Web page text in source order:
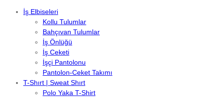
İş Elbiseleri
Kollu Tulumlar
Bahçıvan Tulumlar
İş Önlüğü
İş Ceketi
İşçi Pantolonu
Pantolon-Ceket Takımı
T-Shırt | Sweat Shırt
Polo Yaka T-Shirt